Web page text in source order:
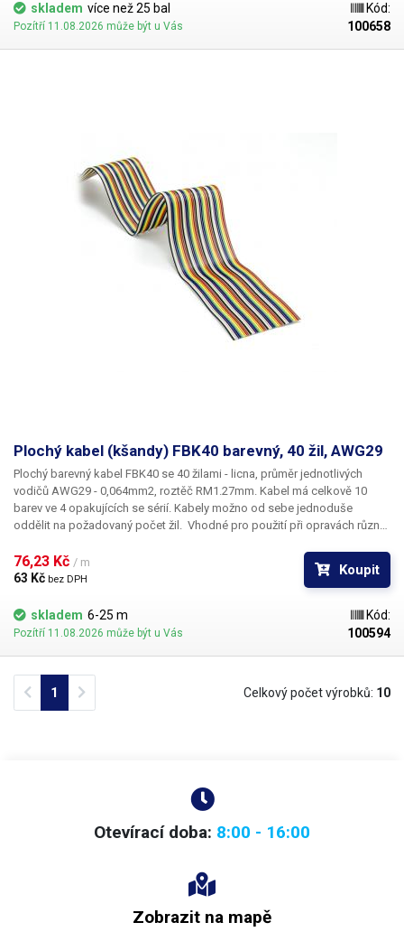
skladem více než 25 bal
Pozítří 11.08.2026 může být u Vás
Kód:
100658
Plochý kabel (kšandy) FBK40 barevný, 40 žil, AWG29
Plochý barevný kabel FBK40 se 40 žilami - licna, průměr jednotlivých
vodičů AWG29 - 0,064mm2, roztěč RM1.27mm. Kabel má celkově 10
barev ve 4 opakujících se sérií. Kabely možno od sebe jednoduše
oddělit na požadovaný počet žil. Vhodné pro použití při opravách různé
zařízení, pro stavbu Arduino aplikací a další Prodej na metry. Minimální
odběr je 1m.
76,23 Kč / m
63 Kč bez DPH
Koupit
skladem 6-25 m
Pozítří 11.08.2026 může být u Vás
Kód:
100594
Previous
1 Celkový počet výrobků: 10
Otevírací doba: 8:00 - 16:00
Zobrazit na mapě